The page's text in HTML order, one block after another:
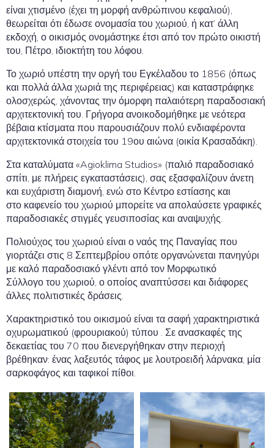
είναι χτισμένο (έχει τη μορφή ανθρώπινου κεφαλιού),
θεωρείται ότι έδωσε ονομασία του χωριού, ή κατ’ άλλη
εκδοχή, ο οικισμός ονομάστηκε έτσι από τον πρώτο οικιστή
του, Πέτρο, ιδιοκτήτη του λόφου.
Το χωριό υπέστη την οργή του Εγκέλαδου το 1856 (όπως
και πολλά άλλα χωριά της περιφέρειας) και καταστράφηκε
ολοσχερώς, χάνοντας την όμορφη παλαιότερη παραδοσιακή
αρχιτεκτονική του. Γρήγορα ανοικοδομήθηκε με νεότερα
βέβαια κτίσματα που παρουσιάζουν πολύ ενδιαφέροντα
αρχιτεκτονικά στοιχεία του 19ου αιώνα (οικία Κρασαδάκη).
Στα καταλύματα «Agioklima Studios» (παλιό παραδοσιακό
σπίτι, με πλήρεις εγκαταστάσεις), σας εξασφαλίζουν άνετη
και ευχάριστη διαμονή, ενώ στο Κέντρο εστίασης και
στο καφενείο του χωριού μπορείτε να απολαύσετε γραφικές
παραδοσιακές στιγμές γευσιποσίας και αναψυχής.
Πολιούχος του χωριού είναι ο ναός της Παναγίας που
γιορτάζει στις 8 Σεπτεμβρίου οπότε οργανώνεται πανηγύρι
με καλό παραδοσιακό γλέντι από τον Μορφωτικό
Σύλλογο του χωριού, ο οποίος αναπτύσσει και διάφορες
άλλες πολιτιστικές δράσεις.
Χαρακτηριστικό του οικισμού είναι τα σαφή χαρακτηριστικά
οχυρωματικού (φρουριακού) τύπου . Σε ανασκαφές της
δεκαετίας του 70 που διενεργήθηκαν στην περιοχή
βρέθηκαν: ένας λαξευτός τάφος με λουτροειδή λάρνακα, μία
σαρκοφάγος και ταφικοί πίθοι.